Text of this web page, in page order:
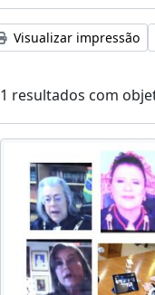
Visualizar impressão
1 resultados com